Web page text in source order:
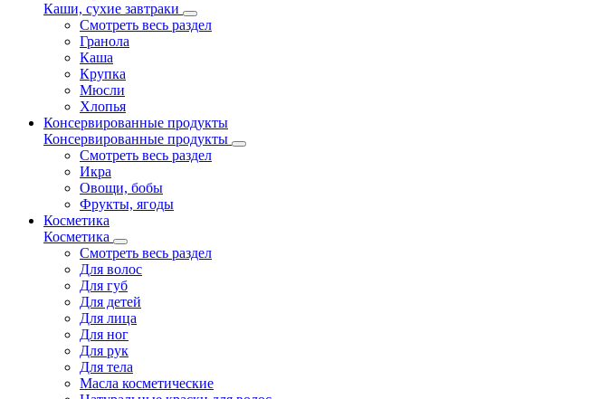
Каши, сухие завтраки
Смотреть весь раздел
Гранола
Каша
Крупка
Мюсли
Хлопья
Консервированные продукты
Консервированные продукты
Смотреть весь раздел
Икра
Овощи, бобы
Фрукты, ягоды
Косметика
Косметика
Смотреть весь раздел
Для волос
Для губ
Для детей
Для лица
Для ног
Для рук
Для тела
Масла косметические